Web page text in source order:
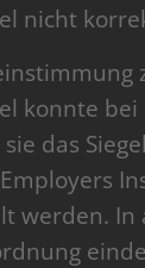
nicht
konnte bei
das
werden. In